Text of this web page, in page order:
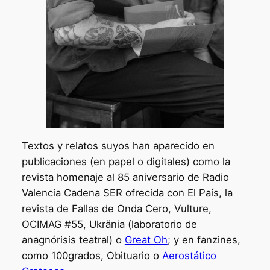
Textos y relatos suyos han aparecido en
publicaciones (en papel o digitales) como la
revista homenaje al 85 aniversario de Radio
Valencia Cadena SER ofrecida con El País, la
revista de Fallas de Onda Cero, Vulture,
OCIMAG #55, Ukränia (laboratorio de
anagnórisis teatral) o Great Oh; y en fanzines,
como 100grados, Obituario o Aerostático